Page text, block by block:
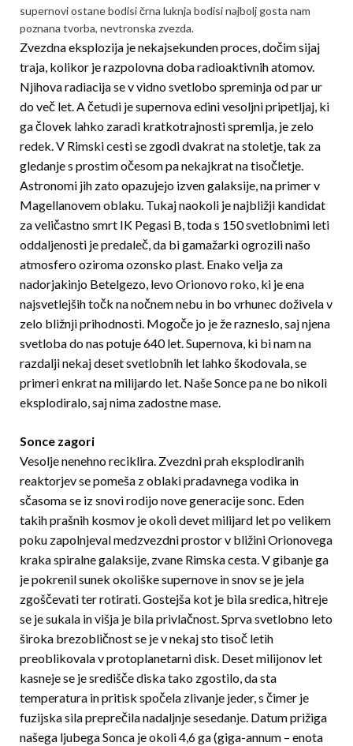
supernovi ostane bodisi črna luknja bodisi najbolj gosta nam
poznana tvorba, nevtronska zvezda.
Zvezdna eksplozija je nekajsekunden proces, dočim sijaj
traja, kolikor je razpolovna doba radioaktivnih atomov.
Njihova radiacija se v vidno svetlobo spreminja od par ur
do več let. A četudi je supernova edini vesoljni pripetljaj, ki
ga človek lahko zaradi kratkotrajnosti spremlja, je zelo
redek. V Rimski cesti se zgodi dvakrat na stoletje, tak za
gledanje s prostim očesom pa nekajkrat na tisočletje.
Astronomi jih zato opazujejo izven galaksije, na primer v
Magellanovem oblaku. Tukaj naokoli je najbližji kandidat
za veličastno smrt IK Pegasi B, toda s 150 svetlobnimi leti
oddaljenosti je predaleč, da bi gamažarki ogrozili našo
atmosfero oziroma ozonsko plast. Enako velja za
nadorjakinjo Betelgezo, levo Orionovo roko, ki je ena
najsvetlejših točk na noč­nem nebu in bo vrhunec doživela v
zelo bližnji prihodnosti. Mogoče jo je že razneslo, saj njena
svetloba do nas potuje 640 let. Supernova, ki bi nam na
razdalji nekaj deset svetlobnih let lahko škodovala, se
primeri enkrat na milijardo let. Naše Sonce pa ne bo nikoli
eksplodiralo, saj nima zadostne mase.
Sonce zagori
Vesolje nenehno reciklira. Zvezdni prah eksplodiranih
reaktorjev se pomeša z oblaki pradavnega vodika in
sčasoma se iz snovi rodijo nove generacije sonc. Eden
takih prašnih kosmov je okoli devet milijard let po velikem
poku zapolnjeval medzvezdni prostor v bližini Orionovega
kraka spiralne galaksije, zvane Rimska cesta. V gibanje ga
je pokrenil sunek okoliške supernove in snov se je jela
zgoščevati ter rotirati. Gostejša kot je bila sredica, hitreje
se je sukala in višja je bila privlačnost. Sprva svetlobno leto
široka brezobličnost se je v nekaj sto tisoč letih
preoblikovala v protoplanetarni disk. Deset milijonov let
kasneje se je središče diska tako zgostilo, da sta
temperatura in pritisk spočela zlivanje jeder, s čimer je
fuzijska sila preprečila nadaljnje sesedanje. Datum prižiga
našega ljubega Sonca je okoli 4,6 ga (giga-annum – enota